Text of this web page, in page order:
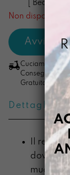
[ Beauty
Non disponibile
Cuciamo ogni
Consegna in
Gratuita per
Dettagli
Il
dove
muove